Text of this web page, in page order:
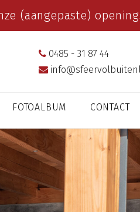
(aangepaste)
0485 - 31 87 44
FOTOALBUM CONTACT